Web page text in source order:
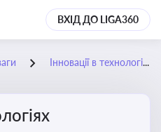
ВХІД ДО LIGA360
Інновації в технологіях